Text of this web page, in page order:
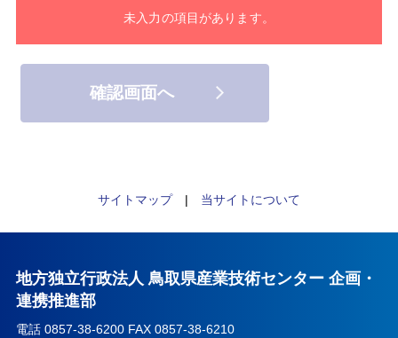
未入力の項目があります。
サイトマップ| 当サイトについて
地方独立行政法人 鳥取県産業技術センター 企画・
連携推進部
電話 0857-38-6200 FAX 0857-38-6210